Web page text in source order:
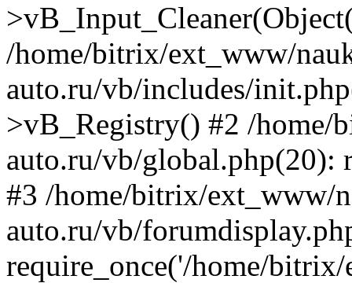
/home/bitrix/ext_www/
auto.ru/vb/includes/
>vB_Registry() #2 /home/
auto.ru/vb/global.php(20):
#3 /home/bitrix/ext_www/
auto.ru/vb/
require_once('/home/